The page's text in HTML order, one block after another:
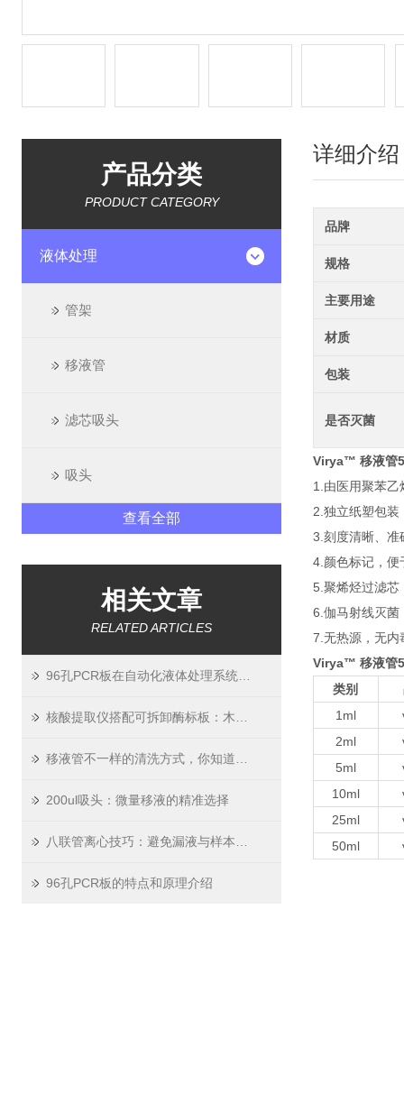
产品分类
PRODUCT CATEGORY
液体处理
管架
移液管
滤芯吸头
吸头
查看全部
相关文章
RELATED ARTICLES
200ul吸头：微量移液的精准选择
96孔PCR板的特点和原理介绍
详细介绍
品牌
规格
主要用途
材质
包装
是否灭菌
Virya™ 移液管
1.由医用聚苯乙
2.独立纸塑包装
3.刻度清晰、准
4.颜色标记，便
5.聚烯烃过滤芯
6.伽马射线灭菌
7.无热源，无内
Virya™ 移液管
类别
1ml
2ml
5ml
10ml
25ml
50ml